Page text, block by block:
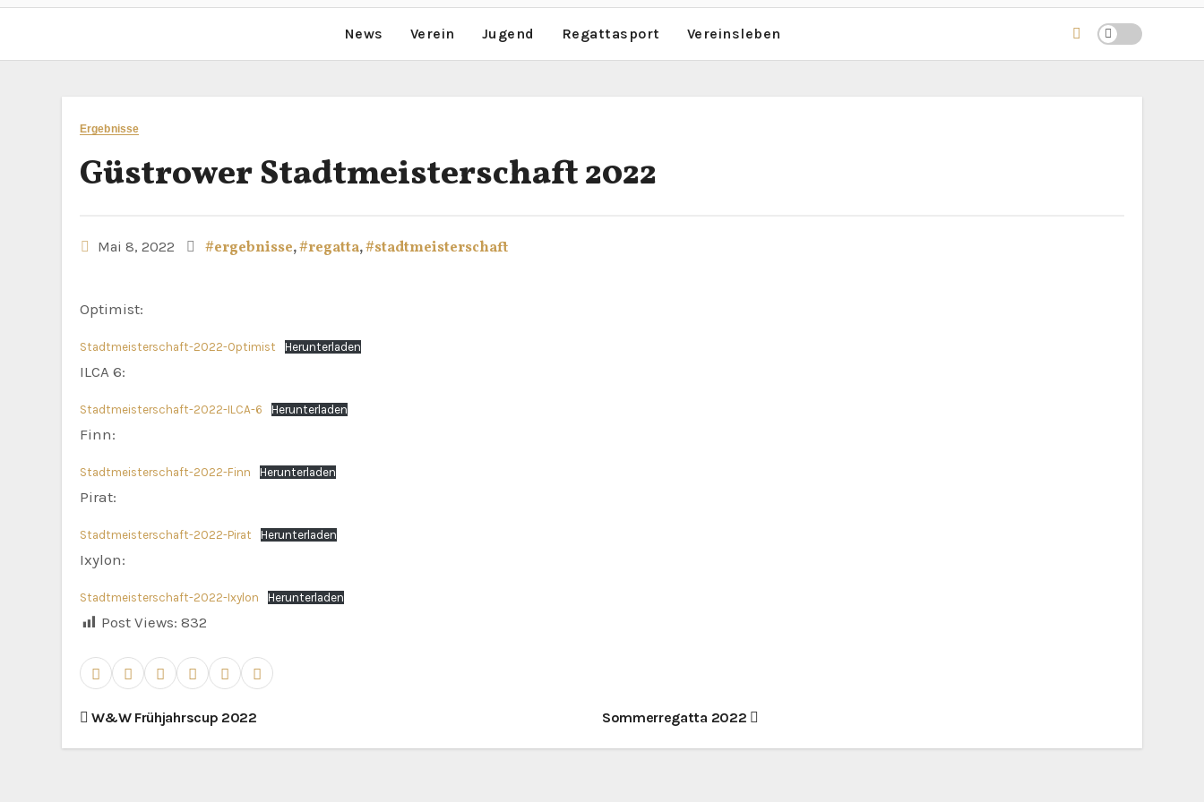
News Verein Jugend Regattasport Vereinsleben
Ergebnisse
Güstrower Stadtmeisterschaft 2022
Mai 8, 2022 #ergebnisse,#regatta,#stadtmeisterschaft
Optimist:
Stadtmeisterschaft-2022-Optimist Herunterladen
ILCA 6:
Stadtmeisterschaft-2022-ILCA-6 Herunterladen
Finn:
Stadtmeisterschaft-2022-Finn Herunterladen
Pirat:
Stadtmeisterschaft-2022-Pirat Herunterladen
Ixylon:
Stadtmeisterschaft-2022-Ixylon Herunterladen
Post Views: 832
B
e
W&W Frühjahrscup 2022 Sommerregatta 2022